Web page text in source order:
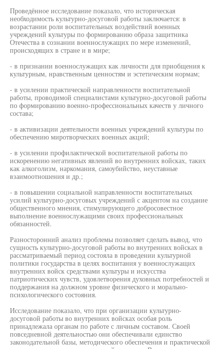
Проведённое исследование показало, что историческая
необходимость культурно-досуговой работы заключается: в
возрастании роли воспитательных воздействий военных
учреждений культуры по формированию образа защитника
Отечества в сознании военнослужащих по мере изменений,
происходящих в стране и в мире;
- в признании военнослужащих как личности для приобщения к
культурным, нравственным ценностям и эстетическим нормам;
- в усилении практической направленности воспитательной
работы, проводимой специалистами культурно-досуговой работы
по формированию военно-профессиональных качеств у личного
состава;
- в активизации деятельности военных учреждений культуры по
обеспечению миротворческих военных акций;
- в усилении профилактической воспитательной работы по
искоренению негативных явлений во внутренних войсках, таких
как алкоголизм, наркомания, самоубийство, неуставные
взаимоотношения и др.;
- в повышении социальной направленности воспитательных
усилий культурно-досуговых учреждений с акцентом на создание
общественного мнения, стимулирующего добросовестное
выполнение военнослужащими своих профессиональных
обязанностей.
Разносторонний анализ проблемы позволяет сделать вывод, что
сущность культурно-досуговой работы во внутренних войсках в
рассматриваемый период состояла в проведении культурной
политики государства в целях воспитания у военнослужащих
внутренних войск средствами культуры и искусства
патриотических чувств, удовлетворения духовных потребностей и
поддержания на должном уровне физического и морально-
психологического состояния.
Исследование показало, что при организации культурно-
досуговой работы во внутренних войсках особая роль
принадлежала органам по работе с личным составом. Своей
повседневной деятельностью они обеспечивали единство
законодательной базы, методического обеспечения и практической